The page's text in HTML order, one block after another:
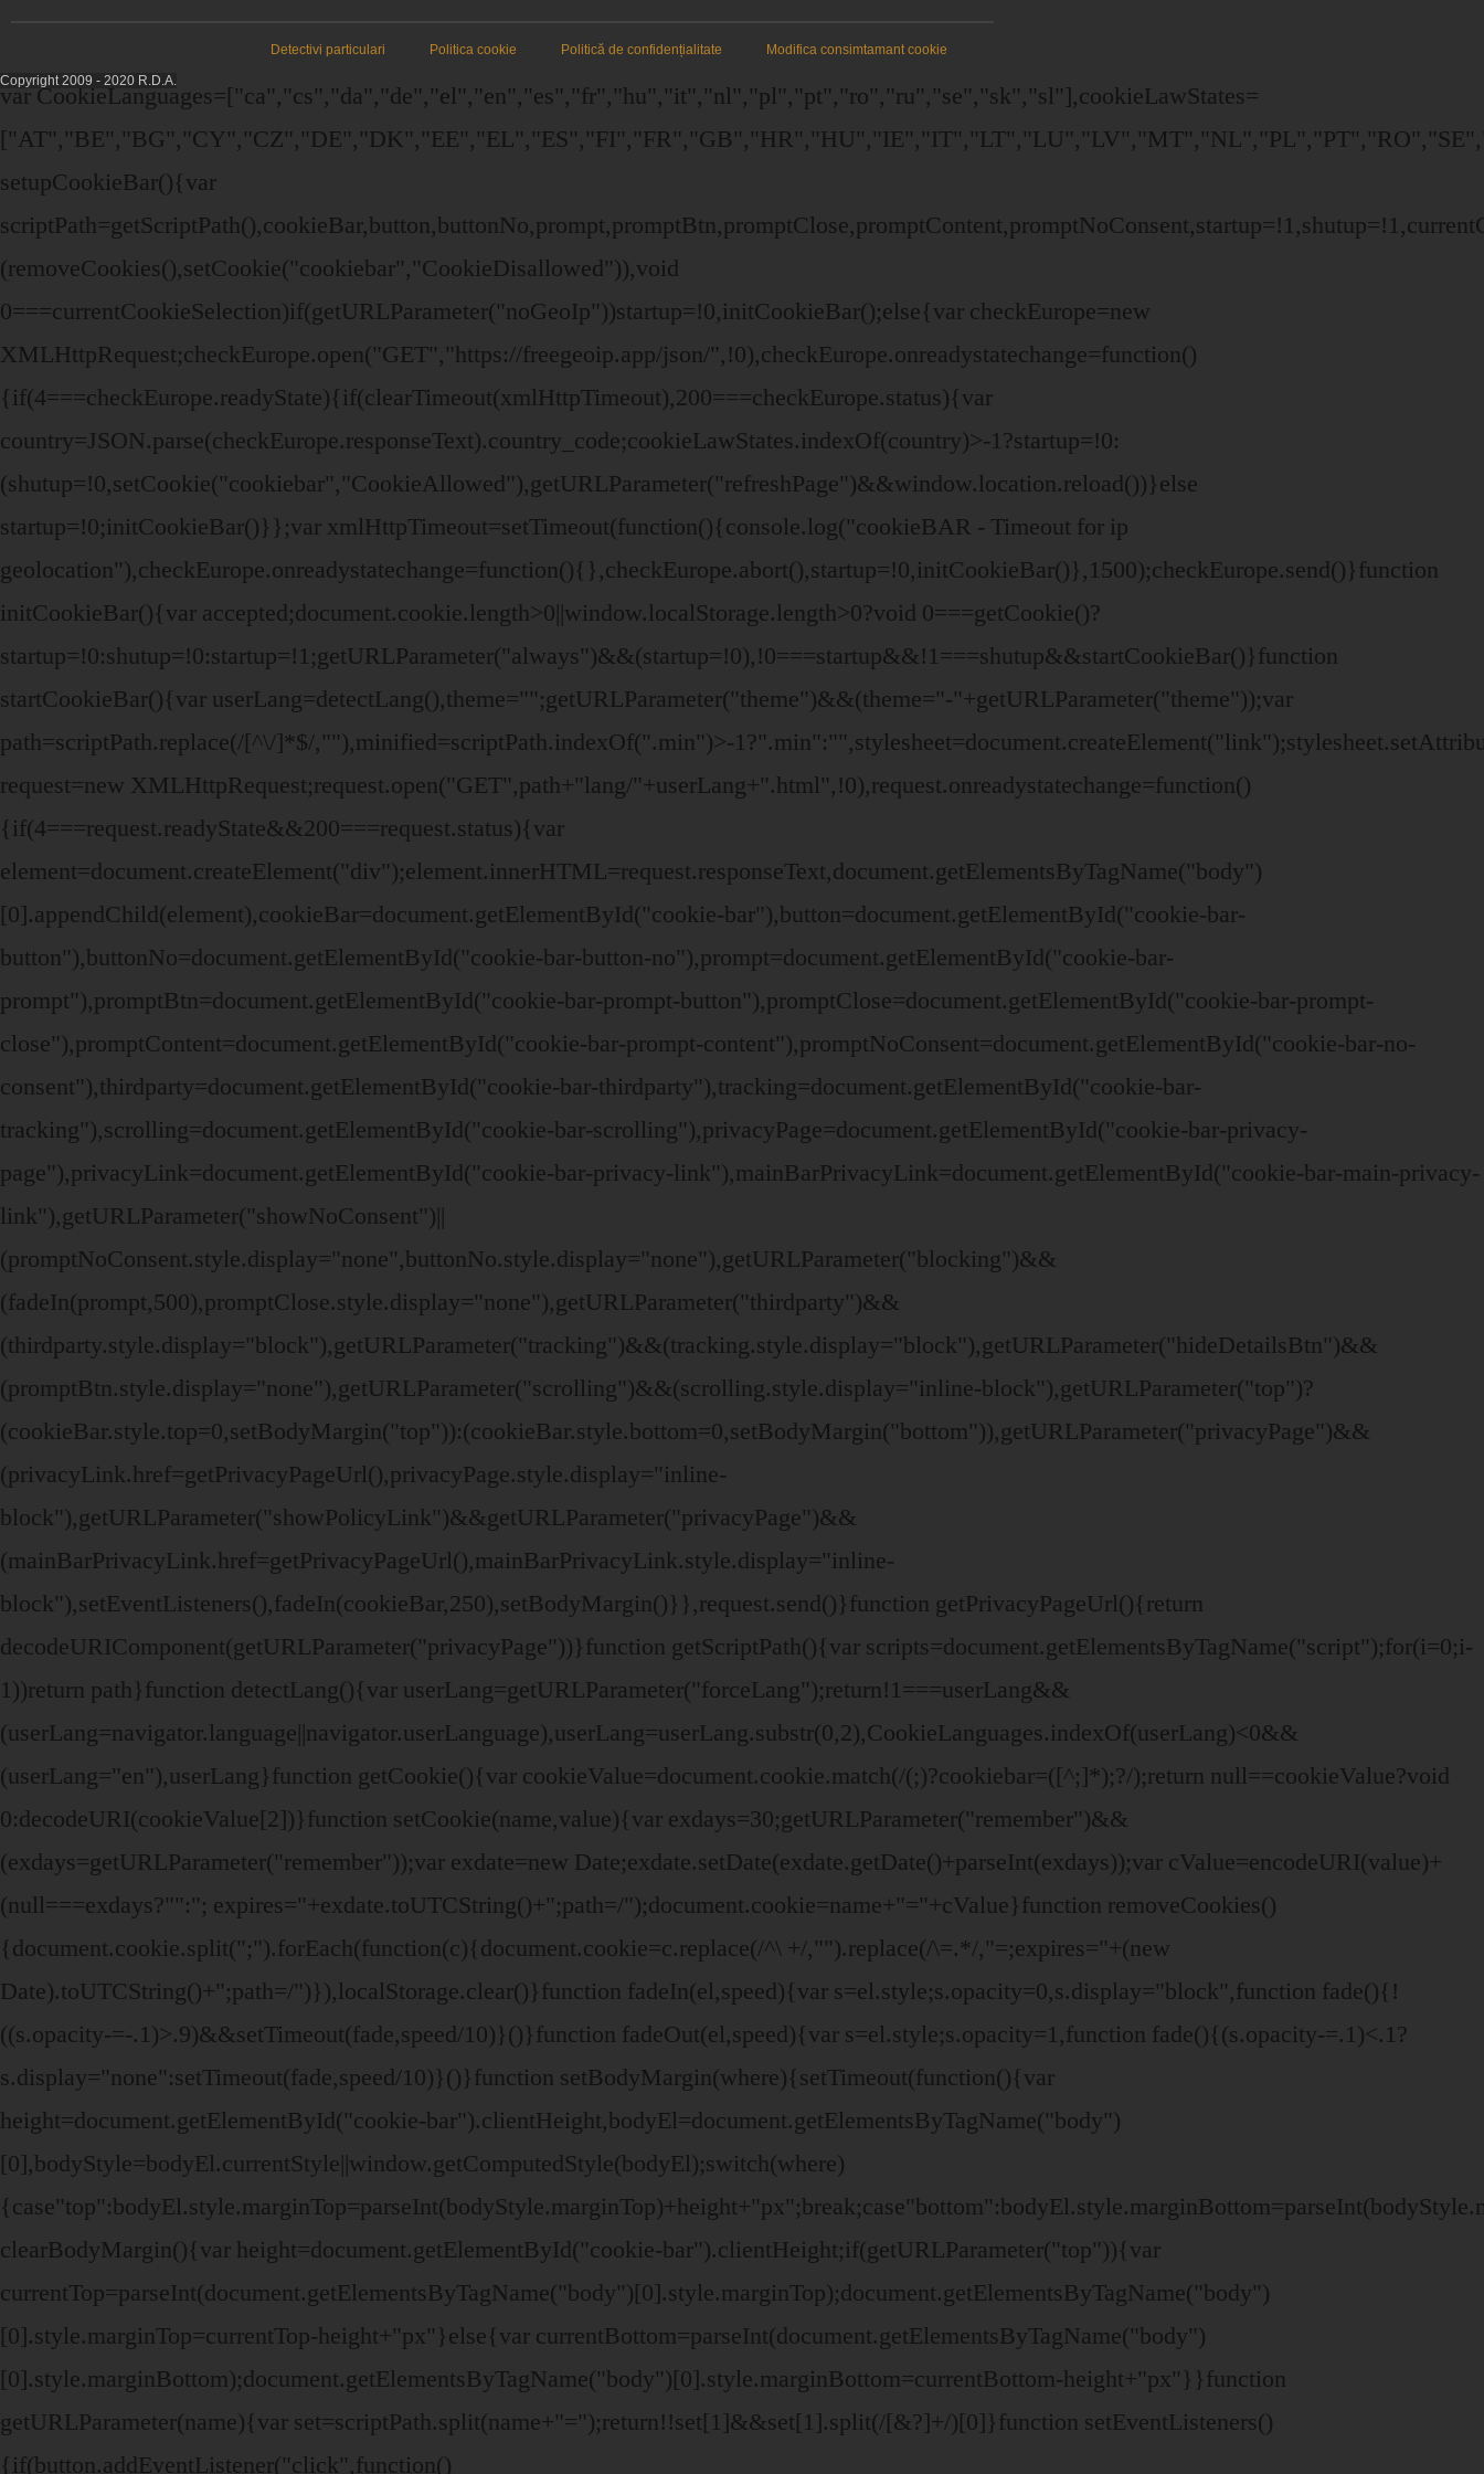
Copyright 2009 - 2020 R.D.A.
Detectivi particulari Politica cookie Politică de confidențialitate Modifica consimtamant cookie
var CookieLanguages=["ca","cs","da","de","el","en","es","fr","hu","it","nl","pl","pt","ro","ru","se","sk","sl"],cookieLawStates=
setupCookieBar(){var
(removeCookies(),setCookie("cookiebar","CookieDisallowed")),void
0===currentCookieSelection)if(getURLParameter("noGeoIp"))startup=!0,initCookieBar();else{var checkEurope=new
XMLHttpRequest;checkEurope.open("GET","https://freegeoip.app/json/",!0),checkEurope.onreadystatechange=function()
{if(4===checkEurope.readyState){if(clearTimeout(xmlHttpTimeout),200===checkEurope.status){var
country=JSON.parse(checkEurope.responseText).country_code;cookieLawStates.indexOf(country)>-1?startup=!0:
(shutup=!0,setCookie("cookiebar","CookieAllowed"),getURLParameter("refreshPage")&&window.location.reload())}else
startup=!0;initCookieBar()}};var xmlHttpTimeout=setTimeout(function(){console.log("cookieBAR - Timeout for ip
geolocation"),checkEurope.onreadystatechange=function(){},checkEurope.abort(),startup=!0,initCookieBar()},1500);checkEurope.send()}function
initCookieBar(){var accepted;document.cookie.length>0||window.localStorage.length>0?void 0===getCookie()?
startup=!0:shutup=!0:startup=!1;getURLParameter("always")&&(startup=!0),!0===startup&&!1===shutup&&startCookieBar()}function
startCookieBar(){var userLang=detectLang(),theme="";getURLParameter("theme")&&(theme="-"+getURLParameter("theme"));var
path=scriptPath.replace(/[^\/]*$/,""),minified=scriptPath.indexOf(".min")>-
request=new XMLHttpRequest;request.open("GET",path+"lang/"+userLang+".html",!0),request.onreadystatechange=function()
{if(4===request.readyState&&200===request.status){var
element=document.createElement("div");element.innerHTML=request.responseText,document.getElementsByTagName("body")
[0].appendChild(element),cookieBar=document.getElementById("cookie-bar"),button=document.getElementById("cookie-bar-
button"),buttonNo=document.getElementById("cookie-bar-button-no"),prompt=document.getElementById("cookie-bar-
prompt"),promptBtn=document.getElementById("cookie-bar-prompt-button"),promptClose=document.getElementById("cookie-bar-prompt-
close"),promptContent=document.getElementById("cookie-bar-prompt-content"),promptNoConsent=document.getElementById("cookie-bar-no-
consent"),thirdparty=document.getElementById("cookie-bar-thirdparty"),tracking=document.getElementById("cookie-bar-
tracking"),scrolling=document.getElementById("cookie-bar-scrolling"),privacyPage=document.getElementById("cookie-bar-privacy-
page"),privacyLink=document.getElementById("cookie-bar-privacy-link"),mainBarPrivacyLink=document.getElementById("cookie-bar-main-privacy-
link"),getURLParameter("showNoConsent")||
(promptNoConsent.style.display="none",buttonNo.style.display="none"),getURLParameter("blocking")&&
(fadeIn(prompt,500),promptClose.style.display="none"),getURLParameter("thirdparty")&&
(thirdparty.style.display="block"),getURLParameter("tracking")&&(tracking.style.display="block"),getURLParameter("hideDetailsBtn")&&
(promptBtn.style.display="none"),getURLParameter("scrolling")&&(scrolling.style.display="inline-block"),getURLParameter("top")?
(cookieBar.style.top=0,setBodyMargin("top")):(cookieBar.style.bottom=0,setBodyMargin("bottom")),getURLParameter("privacyPage")&&
(privacyLink.href=getPrivacyPageUrl(),privacyPage.style.display="inline-
block"),getURLParameter("showPolicyLink")&&getURLParameter("privacyPage")&&
(mainBarPrivacyLink.href=getPrivacyPageUrl(),mainBarPrivacyLink.style.display="inline-
block"),setEventListeners(),fadeIn(cookieBar,250),setBodyMargin()}},request.send()}function getPrivacyPageUrl(){return
decodeURIComponent(getURLParameter("privacyPage"))}function getScriptPath(){var scripts=document.getElementsByTagName("script");for(i=0;i-
1))return path}function detectLang(){var userLang=getURLParameter("forceLang");return!1===userLang&&
(userLang=navigator.language||navigator.userLanguage),userLang=userLang.substr(0,2),CookieLanguages.indexOf(userLang)<0&&
(userLang="en"),userLang}function getCookie(){var cookieValue=document.cookie.match(/(;)?cookiebar=([^;]*);?/);return null==cookieValue?void
0:decodeURI(cookieValue[2])}function setCookie(name,value){var exdays=30;getURLParameter("remember")&&
(exdays=getURLParameter("remember"));var exdate=new Date;exdate.setDate(exdate.getDate()+parseInt(exdays));var cValue=encodeURI(value)+
(null===exdays?"":"; expires="+exdate.toUTCString()+";path=/");document.cookie=name+"="+cValue}function removeCookies()
{document.cookie.split(";").forEach(function(c){document.cookie=c.replace(/^\ +/,"").replace(/\=.*/,"=;expires="+(new
Date).toUTCString()+";path=/")}),localStorage.clear()}function fadeIn(el,speed){var s=el.style;s.opacity=0,s.display="block",function fade(){!
((s.opacity-=-.1)>.9)&&setTimeout(fade,speed/10)}()}function fadeOut(el,speed){var s=el.style;s.opacity=1,function fade(){(s.opacity-=.1)<.1?
s.display="none":setTimeout(fade,speed/10)}()}function setBodyMargin(where){setTimeout(function(){var
height=document.getElementById("cookie-bar").clientHeight,bodyEl=document.getElementsByTagName("body")
[0],bodyStyle=bodyEl.currentStyle||window.getComputedStyle(bodyEl);switch(where)
clearBodyMargin(){var height=document.getElementById("cookie-bar").clientHeight;if(getURLParameter("top")){var
currentTop=parseInt(document.getElementsByTagName("body")[0].style.marginTop);document.getElementsByTagName("body")
[0].style.marginTop=currentTop-height+"px"}else{var currentBottom=parseInt(document.getElementsByTagName("body")
[0].style.marginBottom);document.getElementsByTagName("body")[0].style.marginBottom=currentBottom-height+"px"}}function
getURLParameter(name){var set=scriptPath.split(name+"=");return!!set[1]&&set[1].split(/[&?]+/)[0]}function setEventListeners()
{if(button.addEventListener("click",function()